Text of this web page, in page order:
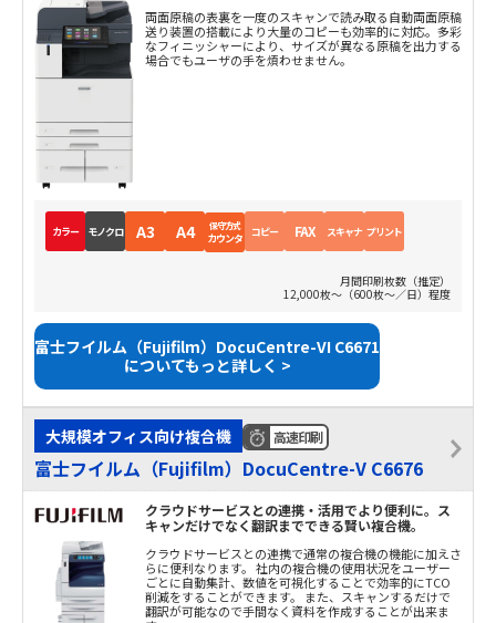
両面原稿の表裏を一度のスキャンで読み取る自動両面原稿
送り装置の搭載により大量のコピーも効率的に対応。多彩
なフィニッシャーにより、サイズが異なる原稿を出力する
場合でもユーザの手を煩わせません。
カラー モノクロ A3 A4 保守方式
カウンタ コピー FAX スキャナ プリント
月間印刷枚数（推定）
12,000枚～（600枚～／日）程度
富士フイルム（Fujifilm）DocuCentre-VI C6671
についてもっと詳しく >
大規模オフィス向け複合機 高速印刷
富士フイルム（Fujifilm）DocuCentre-V C6676
クラウドサービスとの連携・活用でより便利に。ス
キャンだけでなく翻訳までできる賢い複合機。
クラウドサービスとの連携で通常の複合機の機能に加えさ
らに便利なります。 社内の複合機の使用状況をユーザー
ごとに自動集計、数値を可視化することで効率的にTCO
削減をすることができます。 また、スキャンするだけで
翻訳が可能なので手間なく資料を作成することが出来ま